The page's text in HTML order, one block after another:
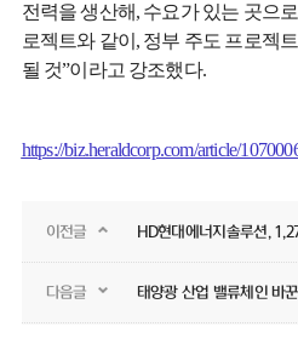
전력을 생산해, 수요가 있는 곳으
로젝트와 같이, 정부 주도 프로젝
될 것”이라고 강조했다.
https://biz.heraldcorp.com/article/
이전글 HD현대에너지솔루션, 1,278억
다음글 태양광 산업 밸류체인 바꾼